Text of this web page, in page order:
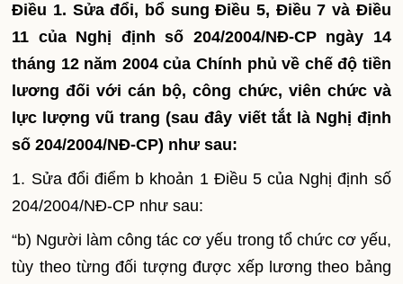
Điều 1. Sửa đổi, bổ sung Điều 5, Điều 7 và Điều
11 của Nghị định số 204/2004/NĐ-CP ngày 14
tháng 12 năm 2004 của Chính phủ về chế độ tiền
lương đối với cán bộ, công chức, viên chức và
lực lượng vũ trang (sau đây viết tắt là Nghị định
số 204/2004/NĐ-CP) như sau:
1. Sửa đổi điểm b khoản 1 Điều 5 của Nghị định số
204/2004/NĐ-CP như sau:
“b) Người làm công tác cơ yếu trong tổ chức cơ yếu,
tùy theo từng đối tượng được xếp lương theo bảng